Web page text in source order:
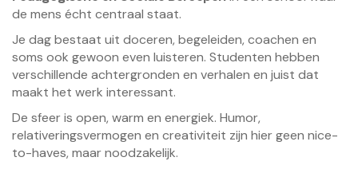
de mens écht centraal staat.
Je dag bestaat uit doceren, begeleiden, coachen en
soms ook gewoon even luisteren. Studenten hebben
verschillende achtergronden en verhalen en juist dat
maakt het werk interessant.
De sfeer is open, warm en energiek. Humor,
relativeringsvermogen en creativiteit zijn hier geen nice-
to-haves, maar noodzakelijk.